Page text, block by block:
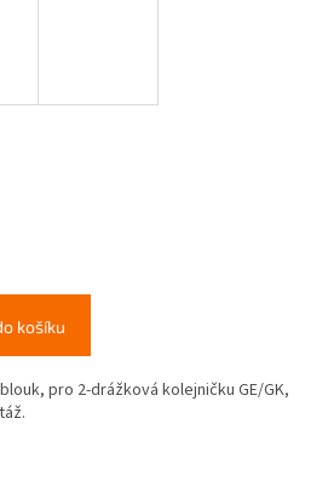
košíku
pro 2-drážková kolejničku GE/GK,